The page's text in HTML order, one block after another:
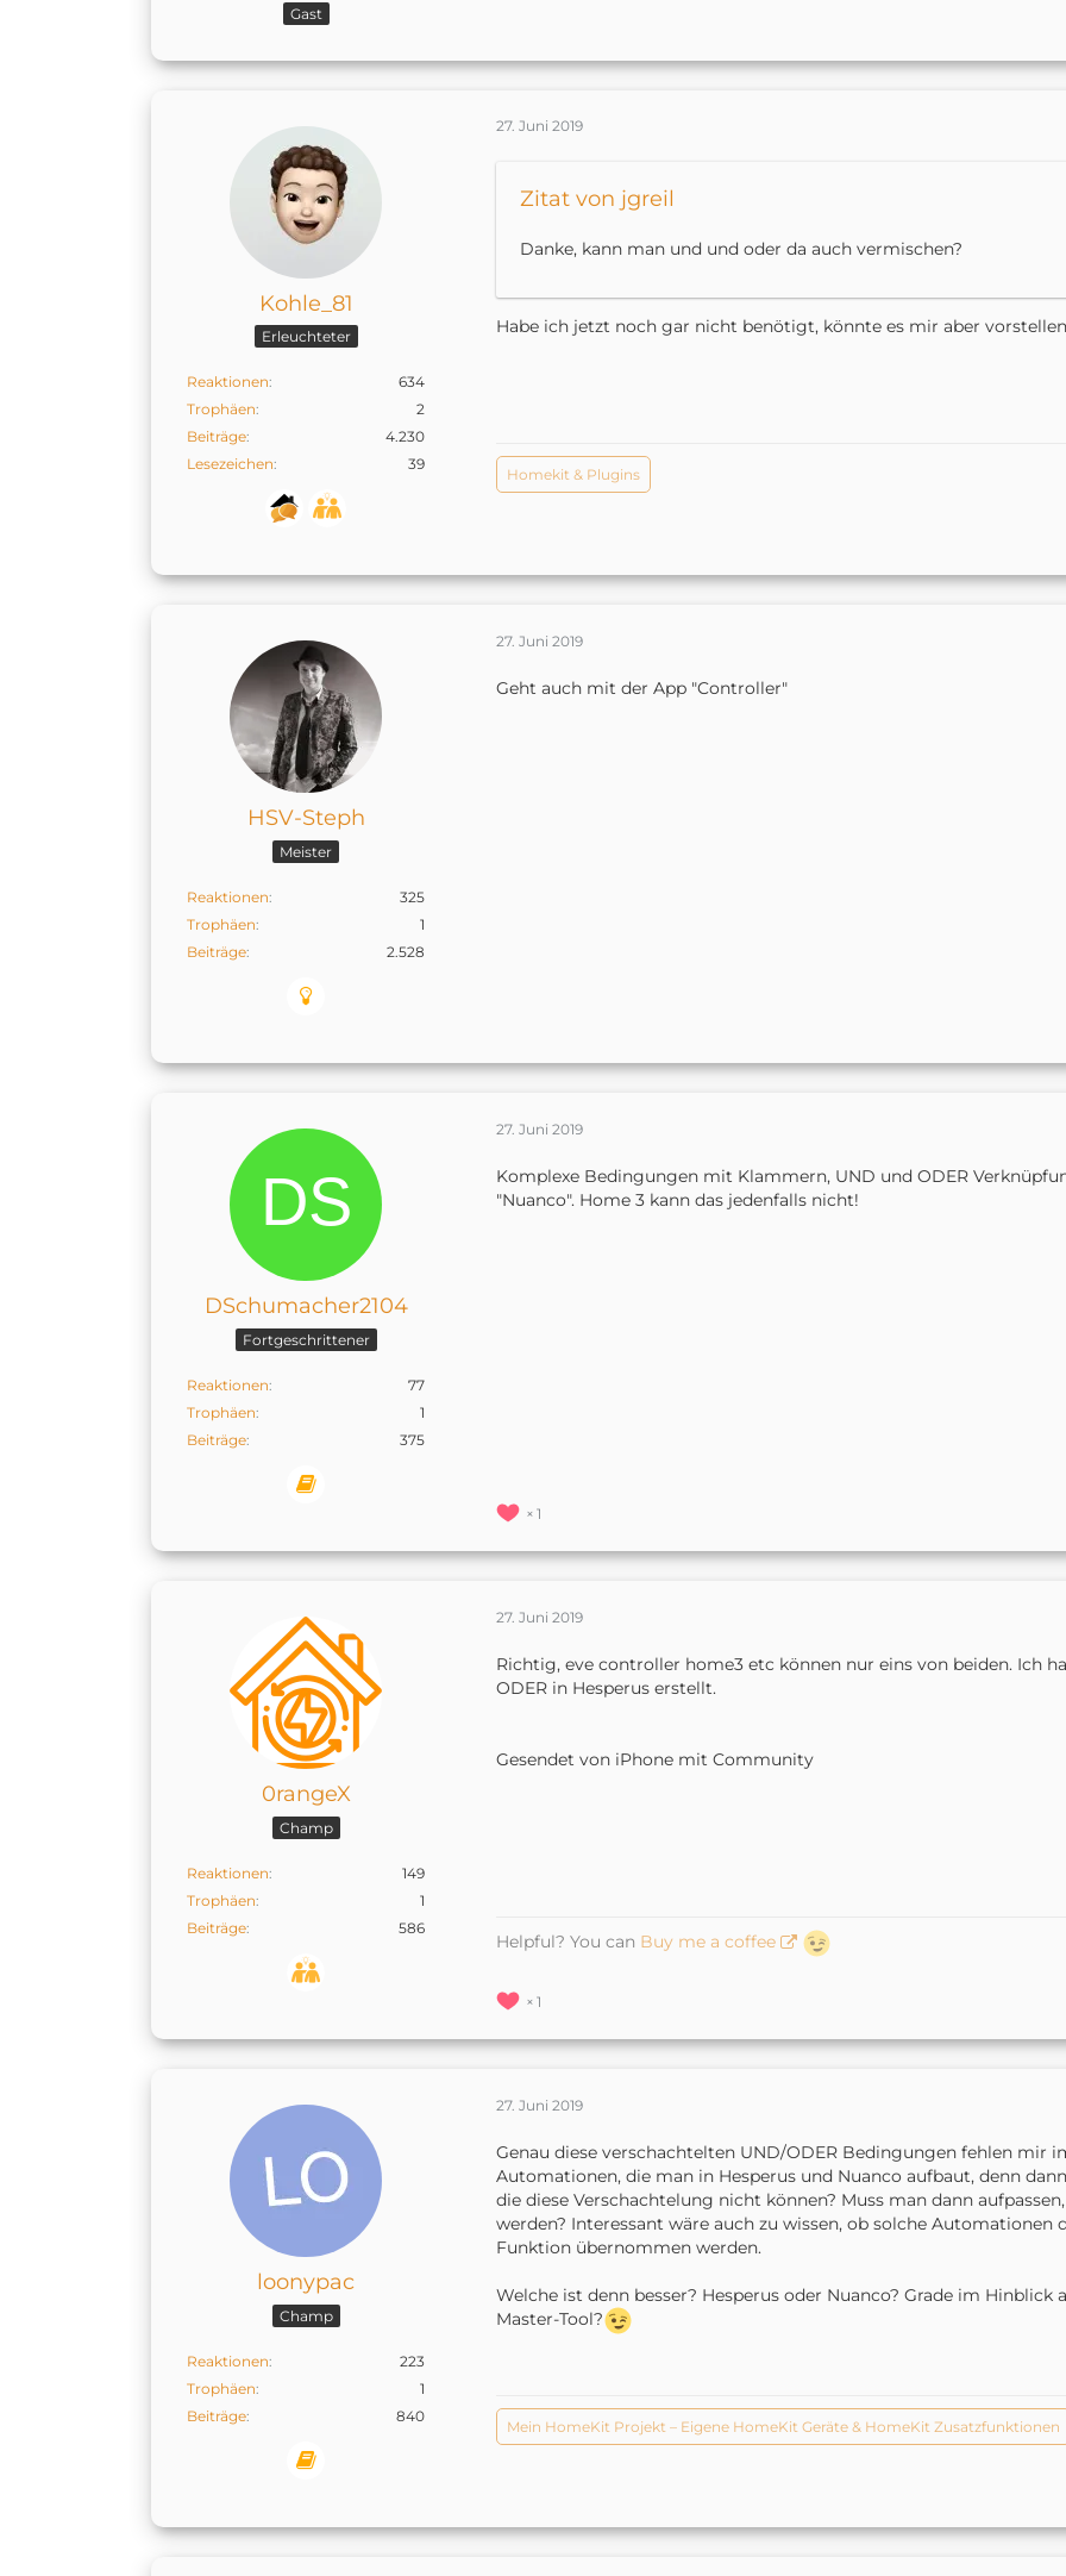
Gast
Kohle_81
Erleuchteter
Reaktionen
634
Trophäen
2
Beiträge
4.230
Lesezeichen
39
27. Juni 2019
Zitat von jgreil
Danke, kann man und und oder da auch vermischen?
Habe ich jetzt noch gar nicht benötigt, könnte es mir aber
Homekit & Plugins
HSV-Steph
Meister
Reaktionen
325
Trophäen
1
Beiträge
2.528
27. Juni 2019
Geht auch mit der App "Controller"
DSchumacher2104
Fortgeschrittener
Reaktionen
77
Trophäen
1
Beiträge
375
27. Juni 2019
Komplexe Bedingungen mit Klammern, UND und ODER
"Nuanco". Home 3 kann das jedenfalls nicht!
1
0rangeX
Champ
Reaktionen
149
Trophäen
1
Beiträge
586
27. Juni 2019
Richtig, eve controller home3 etc können nur eins von beiden. Ich
ODER in Hesperus erstellt.
Gesendet von iPhone mit Community
Helpful? You can Buy me a coffee
1
loonypac
Champ
Reaktionen
223
Trophäen
1
Beiträge
840
27. Juni 2019
Genau diese verschachtelten UND/ODER Bedingungen fehlen mir
Automationen, die man in Hesperus und Nuanco aufbaut, denn
die diese Verschachtelung nicht können? Muss man dann
werden? Interessant wäre auch zu wissen, ob solche
Funktion übernommen werden.
Welche ist denn besser? Hesperus oder Nuanco? Grade im
Master-Tool?
Mein HomeKit Projekt – Eigene HomeKit Geräte & HomeKit Zusatzfunktionen